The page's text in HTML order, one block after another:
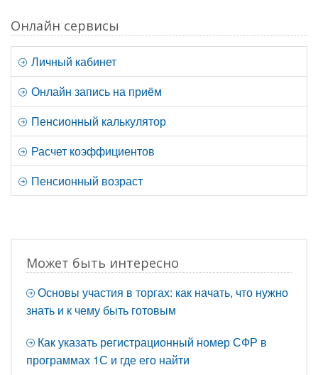
Онлайн сервисы
Личный кабинет
Онлайн запись на приём
Пенсионный калькулятор
Расчет коэффициентов
Пенсионный возраст
Может быть интересно
Основы участия в торгах: как начать, что нужно
знать и к чему быть готовым
Как указать регистрационный номер СФР в
программах 1С и где его найти